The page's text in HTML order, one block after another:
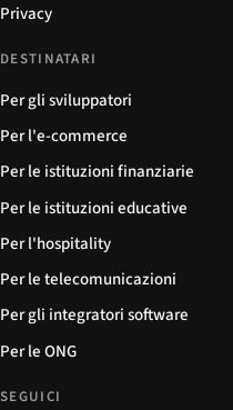
Privacy
DESTINATARI
Per gli sviluppatori
Per l'e-commerce
Per le istituzioni finanziarie
Per le istituzioni educative
Per l'hospitality
Per le telecomunicazioni
Per gli integratori software
Per le ONG
SEGUICI